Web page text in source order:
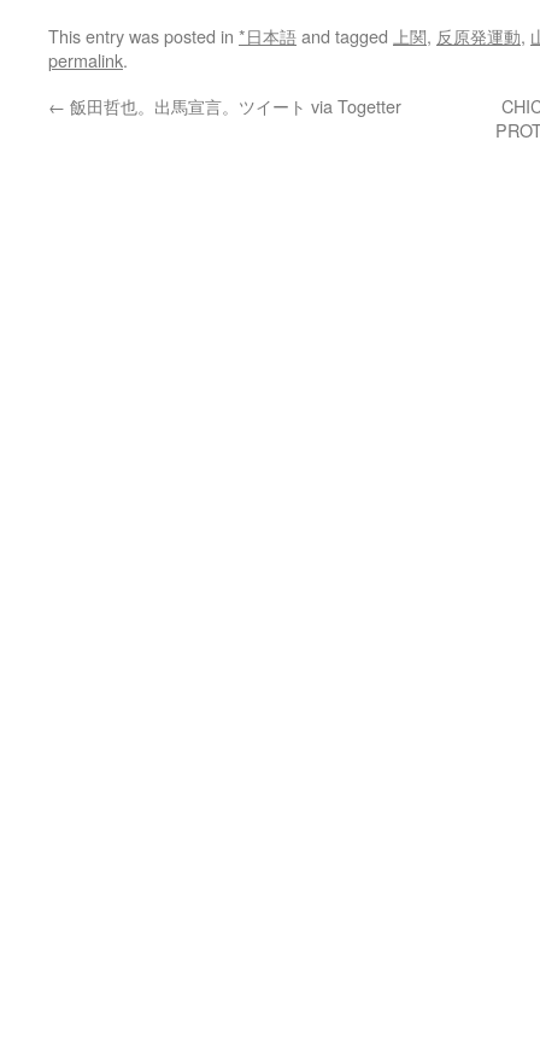
This entry was posted in *日本語and tagged 上関, 反原発運動,
permalink.
← 飯田哲也。出馬宣言。ツイート via Togetter